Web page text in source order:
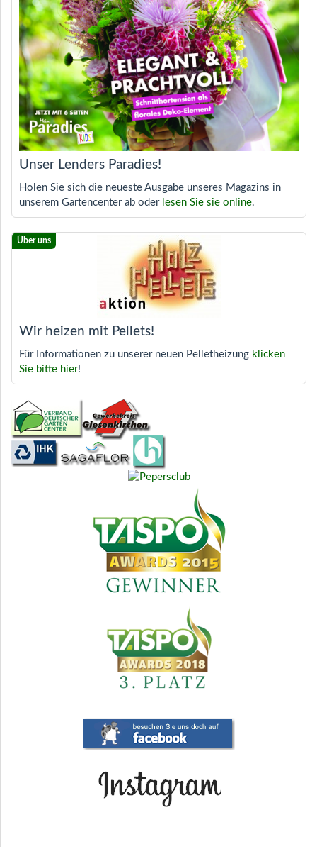
Unser Lenders Paradies!
Holen Sie sich die neueste Ausgabe unseres Magazins in
unserem Gartencenter ab oder lesen Sie sie online.
Wir heizen mit Pellets!
Für Informationen zu unserer neuen Pelletheizung klicken
Sie bitte hier!